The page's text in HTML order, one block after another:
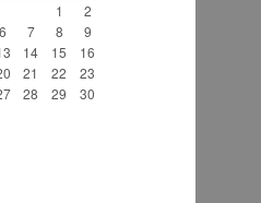
1
2
6 7 8
9
14 15
16
21 22
23
28 29
30